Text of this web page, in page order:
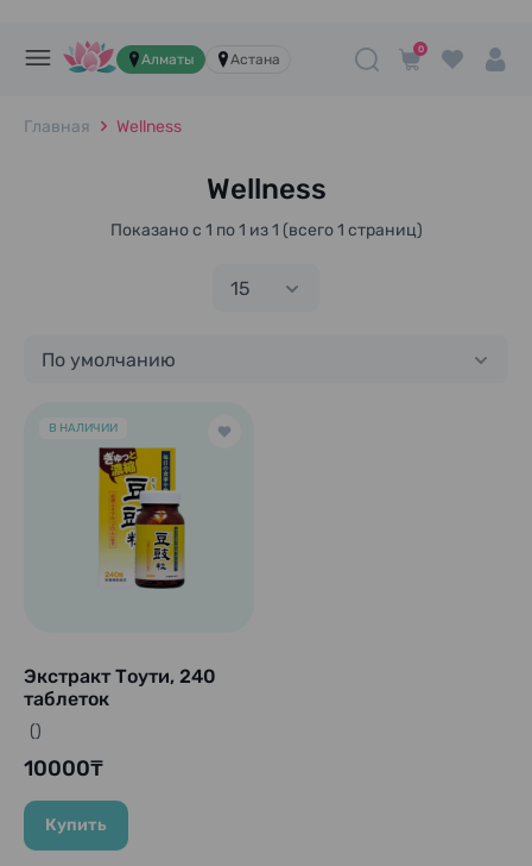
Алматы Астана
0
Главная Wellness
Wellness
Показано с 1 по 1 из 1 (всего 1 страниц)
15
По умолчанию
В НАЛИЧИИ
Экстракт Тоути, 240
таблеток
()
10000₸
Купить